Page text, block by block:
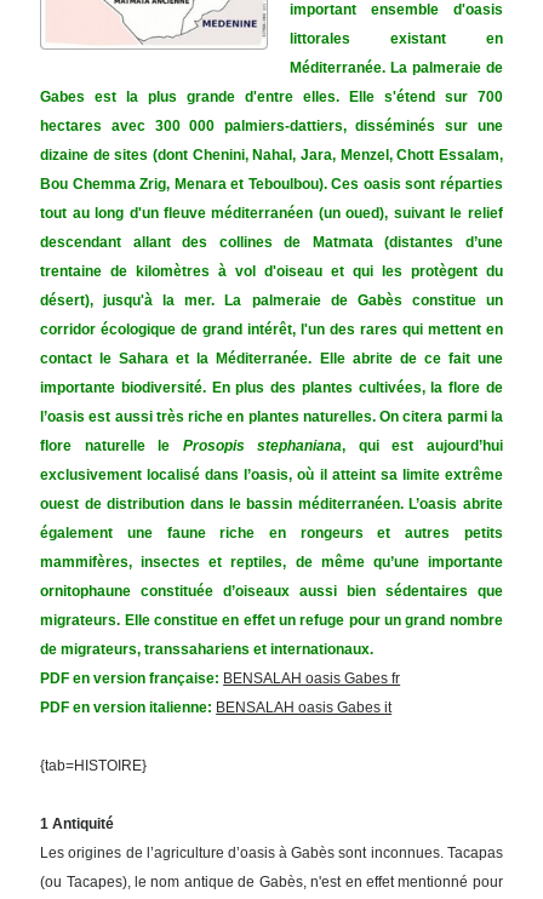
important ensemble d'oasis
littorales existant en
Méditerranée. La palmeraie de
Gabes est la plus grande d'entre elles. Elle s'étend sur 700
hectares avec 300 000 palmiers-dattiers, disséminés sur une
dizaine de sites (dont Chenini, Nahal, Jara, Menzel, Chott Essalam,
Bou Chemma Zrig, Menara et Teboulbou). Ces oasis sont réparties
tout au long d'un fleuve méditerranéen (un oued), suivant le relief
descendant allant des collines de Matmata (distantes d’une
trentaine de kilomètres à vol d'oiseau et qui les protègent du
désert), jusqu'à la mer. La palmeraie de Gabès constitue un
corridor écologique de grand intérêt, l'un des rares qui mettent en
contact le Sahara et la Méditerranée. Elle abrite de ce fait une
importante biodiversité. En plus des plantes cultivées, la flore de
l’oasis est aussi très riche en plantes naturelles. On citera parmi la
flore naturelle le Prosopis stephaniana, qui est aujourd’hui
exclusivement localisé dans l’oasis, où il atteint sa limite extrême
ouest de distribution dans le bassin méditerranéen. L’oasis abrite
également une faune riche en rongeurs et autres petits
mammifères, insectes et reptiles, de même qu’une importante
ornitophaune constituée d’oiseaux aussi bien sédentaires que
migrateurs. Elle constitue en effet un refuge pour un grand nombre
de migrateurs, transsahariens et internationaux.
PDF en version française: BENSALAH oasis Gabes fr
PDF en version italienne: BENSALAH oasis Gabes it
{tab=HISTOIRE}
1 Antiquité
Les origines de l’agriculture d’oasis à Gabès sont inconnues. Tacapas
(ou Tacapes), le nom antique de Gabès, n'est en effet mentionné pour